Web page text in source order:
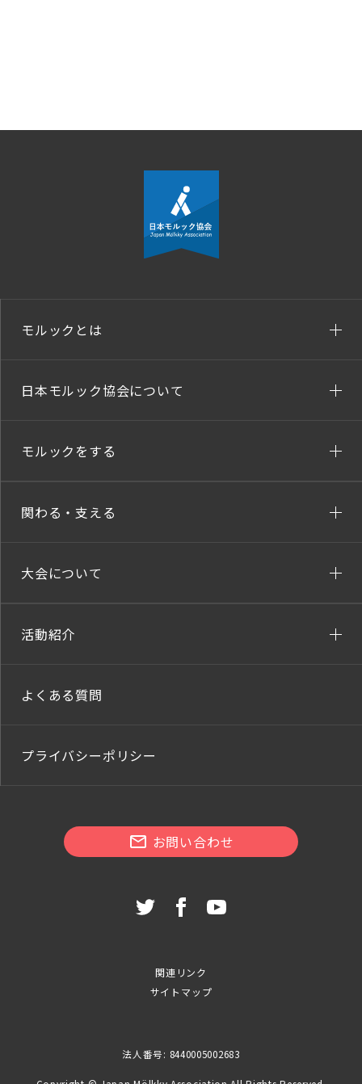
モルックとは
日本モルック協会について
モルックをする
関わる・支える
大会について
活動紹介
よくある質問
プライバシーポリシー
お問い合わせ
関連リンク
サイトマップ
法人番号: 8440005002683